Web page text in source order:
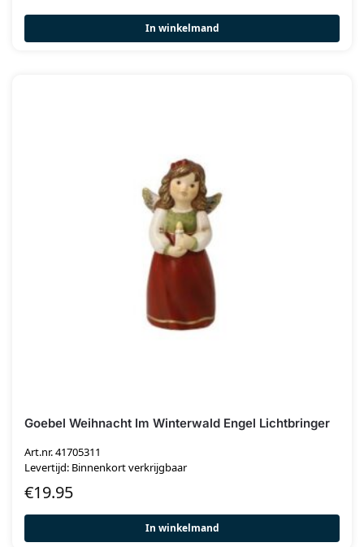
In winkelmand
Goebel Weihnacht Im Winterwald Engel Lichtbringer
Art.nr. 41705311
Levertijd: Binnenkort verkrijgbaar
€19.95
In winkelmand